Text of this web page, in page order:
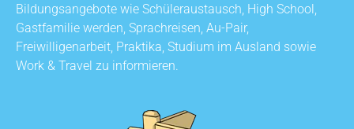
Bildungsangebote wie Schüleraustausch, High School,
Gastfamilie werden, Sprachreisen, Au-Pair,
Freiwilligenarbeit, Praktika, Studium im Ausland sowie
Work & Travel zu informieren.